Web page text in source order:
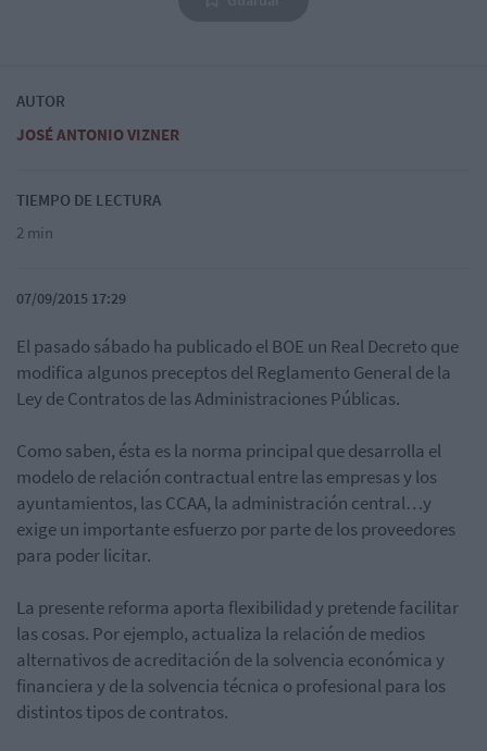
AUTOR
JOSÉ ANTONIO VIZNER
TIEMPO DE LECTURA
2 min
07/09/2015 17:29
El pasado sábado ha publicado el BOE un Real Decreto que
modifica algunos preceptos del Reglamento General de la
Ley de Contratos de las Administraciones Públicas.
Como saben, ésta es la norma principal que desarrolla el
modelo de relación contractual entre las empresas y los
ayuntamientos, las CCAA, la administración central…y
exige un importante esfuerzo por parte de los proveedores
para poder licitar.
La presente reforma aporta flexibilidad y pretende facilitar
las cosas. Por ejemplo, actualiza la relación de medios
alternativos de acreditación de la solvencia económica y
financiera y de la solvencia técnica o profesional para los
distintos tipos de contratos.